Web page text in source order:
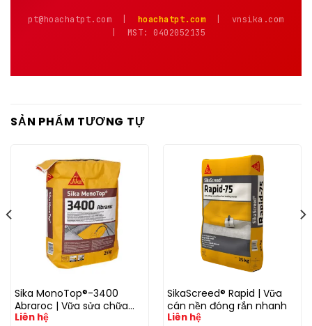
pt@hoachatpt.com | hoachatpt.com | vnsika.com
| MST: 0402052135
SẢN PHẨM TƯƠNG TỰ
Sika MonoTop®-3400
Abraroc | Vữa sửa chữa
chịu mài mòn cao
Liên hệ
SikaScreed® Rapid | Vữa
cán nền đóng rắn nhanh
Liên hệ